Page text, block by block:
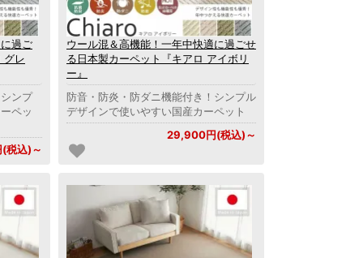
過ご
グレ
ンプ
ペッ
税込)～
ウール混＆高機能！一年中快適に過ごせ
る日本製カーペット『キアロ アイボリ
ー』
防音・防炎・防ダニ機能付き！シンプル
デザインで使いやすい国産カーペット
29,900円(税込)～